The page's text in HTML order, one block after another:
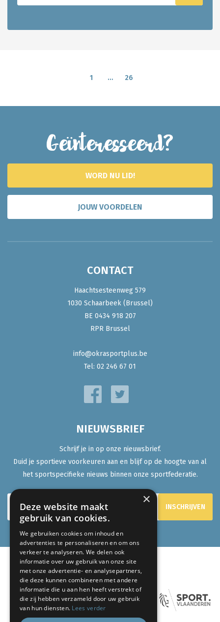
1 … 26
Geïnteresseerd?
WORD NU LID!
JOUW VOORDELEN
CONTACT
Haachtsesteenweg 579
1030 Schaarbeek (Brussel)
BE 0434 918 207
RPR Brussel
info@okrasportplus.be
Tel: 02 246 67 01
NIEUWSBRIEF
Schrijf je in op onze nieuwsbrief.
Duid je sportieve voorkeuren aan en blijf op de hoogte van al
het sportspecifieke nieuws binnen onze sportfederatie.
ONZE PARTNERS:
×
Deze website maakt
gebruik van cookies.
We gebruiken cookies om inhoud en
advertenties te personaliseren en om ons
verkeer te analyseren. We delen ook
informatie over uw gebruik van onze site
met onze advertentie- en analysepartners,
die deze kunnen combineren met andere
informatie die u aan hen heeft verstrekt of
die zij hebben verzameld door uw gebruik
van hun diensten. Lees verder